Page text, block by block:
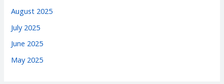
August 2025
July 2025
June 2025
May 2025